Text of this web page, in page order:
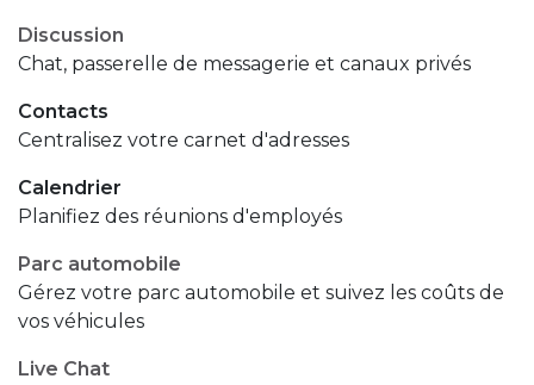
Discussion
Chat, passerelle de messagerie et canaux privés
Contacts
Centralisez votre carnet d'adresses
Calendrier
Planifiez des réunions d'employés
Parc automobile
Gérez votre parc automobile et suivez les coûts de
vos véhicules
Live Chat